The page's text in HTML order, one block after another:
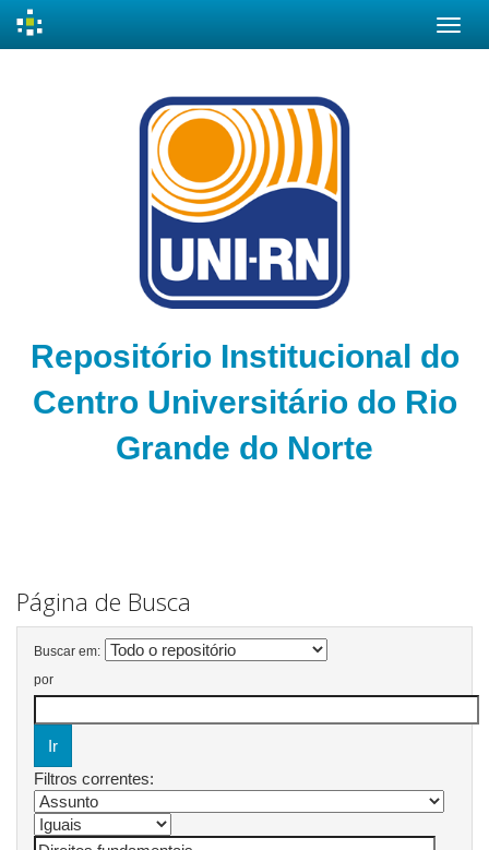
Repositório Institucional do
Centro Universitário do Rio
Grande do Norte
Página de Busca
Buscar em:
por
Filtros correntes: